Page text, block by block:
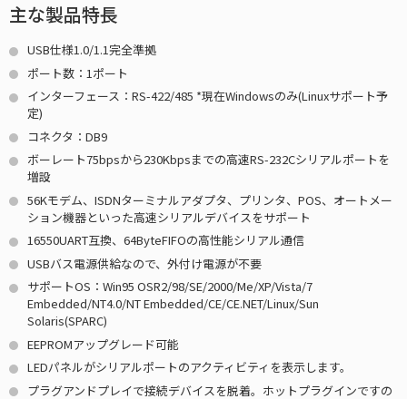
主な製品特長
USB仕様1.0/1.1完全準拠
ポート数：1ポート
インターフェース：RS-422/485 *現在Windowsのみ(Linuxサポート予
定)
コネクタ：DB9
ボーレート75bpsから230Kbpsまでの高速RS-232Cシリアルポートを
増設
56Kモデム、ISDNターミナルアダプタ、プリンタ、POS、オートメー
ション機器といった高速シリアルデバイスをサポート
16550UART互換、64ByteFIFOの高性能シリアル通信
USBバス電源供給なので、外付け電源が不要
サポートOS：Win95 OSR2/98/SE/2000/Me/XP/Vista/7
Embedded/NT4.0/NT Embedded/CE/CE.NET/Linux/Sun
Solaris(SPARC)
EEPROMアップグレード可能
LEDパネルがシリアルポートのアクティビティを表示します。
プラグアンドプレイで接続デバイスを脱着。ホットプラグインですの